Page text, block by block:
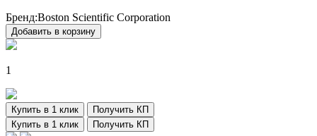
Бренд:Boston Scientific Corporation
Добавить в корзину
1
Купить в 1 клик
Получить КП
Купить в 1 клик
Получить КП